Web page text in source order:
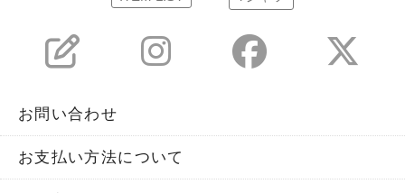
お問い合わせ
お支払い方法について